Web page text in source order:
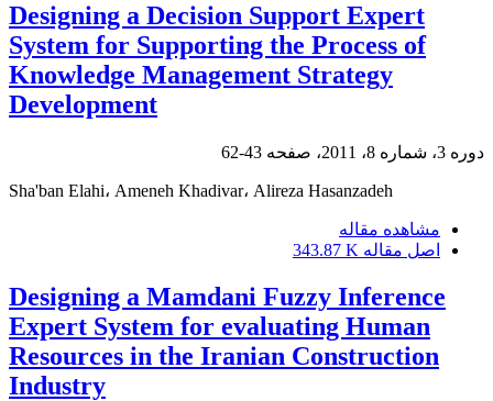
Designing a Decision Support Expert
System for Supporting the Process of
Knowledge Management Strategy
Development
دوره 3، شماره 8، 2011، صفحه 43-62
Sha'ban Elahi، Ameneh Khadivar، Alireza Hasanzadeh
مشاهده مقاله
اصل مقاله 343.87 K
Designing a Mamdani Fuzzy Inference
Expert System for evaluating Human
Resources in the Iranian Construction
Industry